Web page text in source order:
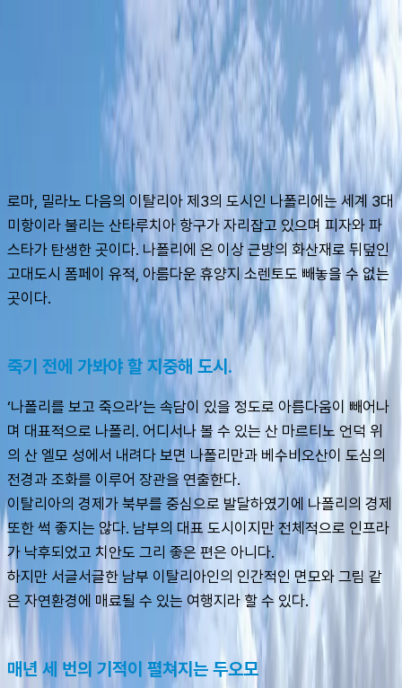
로마, 밀라노 다음의 이탈리아 제3의 도시인 나폴리에는 세계 3대
미항이라 불리는 산타루치아 항구가 자리잡고 있으며 피자와 파
스타가 탄생한 곳이다. 나폴리에 온 이상 근방의 화산재로 뒤덮인
고대도시 폼페이 유적, 아름다운 휴양지 소렌토도 빼놓을 수 없는
곳이다.
죽기 전에 가봐야 할 지중해 도시.
‘나폴리를 보고 죽으라’는 속담이 있을 정도로 아름다움이 빼어나
며 대표적으로 나폴리. 어디서나 볼 수 있는 산 마르티노 언덕 위
의 산 엘모 성에서 내려다 보면 나폴리만과 베수비오산이 도심의
전경과 조화를 이루어 장관을 연출한다.
이탈리아의 경제가 북부를 중심으로 발달하였기에 나폴리의 경제
또한 썩 좋지는 않다. 남부의 대표 도시이지만 전체적으로 인프라
가 낙후되었고 치안도 그리 좋은 편은 아니다.
하지만 서글서글한 남부 이탈리아인의 인간적인 면모와 그림 같
은 자연환경에 매료될 수 있는 여행지라 할 수 있다.
매년 세 번의 기적이 펼쳐지는 두오모